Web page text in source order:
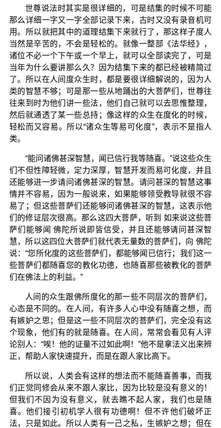
世尊说法时其实是很详细的，可是结集的时候不可能
那么详细一字又一字全部记录下来，古时又没有录音机可
用。所以就把其中的道理结集下来就行了，那这样子度人
当然是辛苦的，不会是轻松的。就像一整部《法华经》，
诸位不必一个下午或一个早上，就可以全部读完了，可是
当年为什么要讲那么久？因为结集下来的都已经被精简过
了。所以在人间度众生时，都是要很详细解说的，因为人
类的智慧不够；可是那一些从地踊出的大菩萨们，世尊往
往来到时为他们讲一些法，他们自己就可以去思惟整理，
然后就通透了某一些总持；像这样的众生在度化的时候，
轻松而又容易。所以“诸众生等易可化度”，表示不是指人
类。
“能问诸佛甚深智慧，闻已信行我等随喜。”说这些众生
们不但性障轻微，定力深厚，智慧开发而易可化度，并且
还能够进一步请问诸佛甚深的智慧。请问甚深的智慧这事
情并不容易，因为一般说来，如果能够领受教导就很不容
易了；但这些菩萨们还能够问诸佛甚深的智慧，这表示他
们的修证层次很高。那么这四大菩萨，听到 如来说这些菩
萨们能够闻 佛陀所说即皆信受，并且还能够请问甚深智
慧，所以这四位大菩萨们就代表无量数的菩萨们，向 佛陀
说：“您所化度的这些菩萨们，都能够闻已信行；我们这一
些菩萨们都随喜您的教化功德，也随喜那些被教化的菩萨
们在佛法上的利益。”
人间的众生跟佛所度化的那一些不同层次的菩萨们，
心态是不同的。在人间，有许多人心中没有随喜之想，而
有嫉妒之思；但是这一些不同层次的菩萨们，完全没有这
个现象，他们有的就是随喜。在人间，常常会看见有人评
论别人：“唉！他的证量不过如此啊！”他不是拿法义出来辨
正，帮助人家快速提升，而是在跟人家比高下。
所以说，人类会有这样的想法而不能随喜善事，而我
们正觉同修会从来不跟人家比，因为比较是没有意义的！
但我们不因为没有意义，就去瞧不起人家，我们也是随
喜。他们接引初机学人很有功德啊！但不许他们破坏正
法，只是如此。所以人类有一己之私，生嫉妒之想；但在